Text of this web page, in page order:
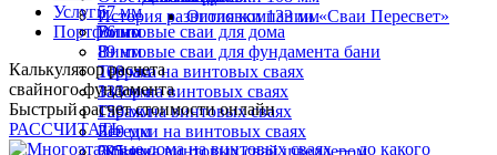
Оголовки 133 мм
История развития компании «Сваи Пересвет»
57 мм
76 мм
89 мм
108 мм
133 мм
159 мм
219 мм
325 мм
Услуги
Винтовые сваи для дома
Винтовые сваи для фундамента бани
Терраса на винтовых сваях
Забор на винтовых сваях
Гараж на винтовых сваях
Беседки на винтовых сваях
Обвязка винтовых свай швеллером
Портфолио
Калькулятор расчета
свайного фундамента
Быстрый расчет стоимости онлайн
РАССЧИТАТЬ